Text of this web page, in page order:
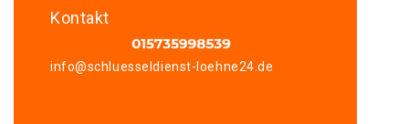
Kontakt
info@schluesseldienst-loehne24.de